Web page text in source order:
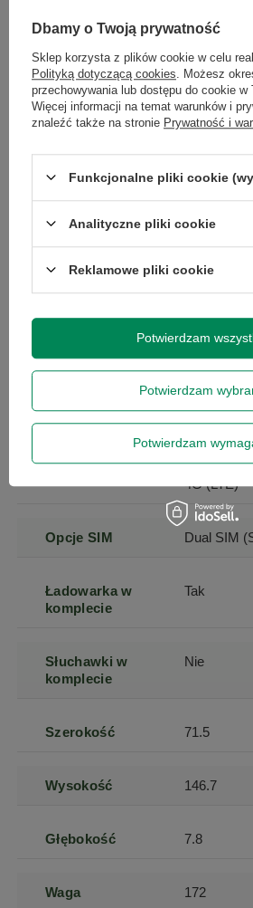
Kolor czarny
Przekątna
ekranu
6.1
Pamięć RAM 6 GB
operacyjny
akumulatora
4G (LTE)
Opcje SIM Dual SIM
Ładowarka w
komplecie
Tak
Słuchawki w
komplecie
Nie
Szerokość 71.5
Wysokość 146.7
Głębokość 7.8
Waga 172
Dbamy o Twoją prywatność
Sklep korzysta z plików cookie w celu
Polityką dotyczącą cookies . Możesz
przechowywania lub dostępu do cookie w
Więcej informacji na temat warunków i
znaleźć także na stronie Prywatność i
Funkcjonalne pliki cookie
Analityczne pliki cookie
Reklamowe pliki cookie
Potwierdzam
Potwierdzam
Potwierdzam